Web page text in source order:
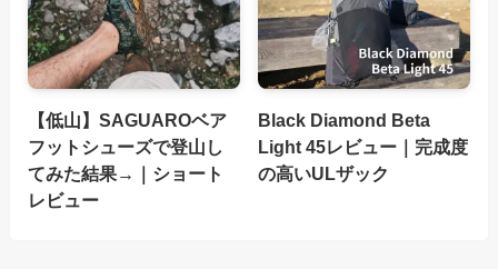
【低山】SAGUAROベア
フットシューズで登山し
てみた結果→｜ショート
レビュー
Black Diamond Beta
Light 45レビュー｜完成度
の高いULザック